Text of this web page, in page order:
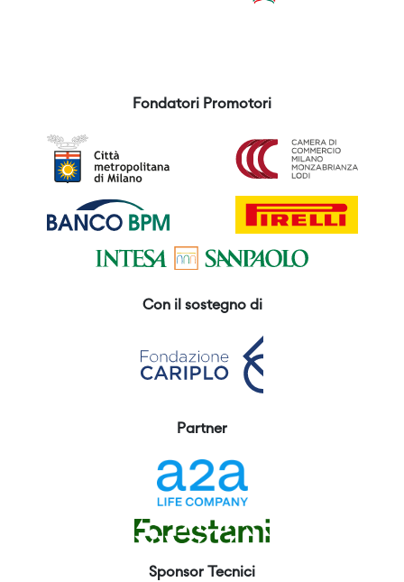
Fondatori Promotori
Con il sostegno di
Partner
Sponsor Tecnici